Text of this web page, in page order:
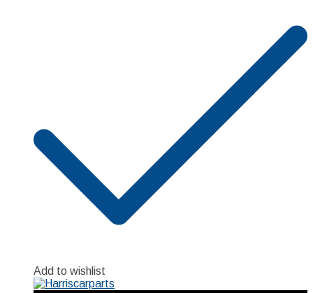
Add to wishlist